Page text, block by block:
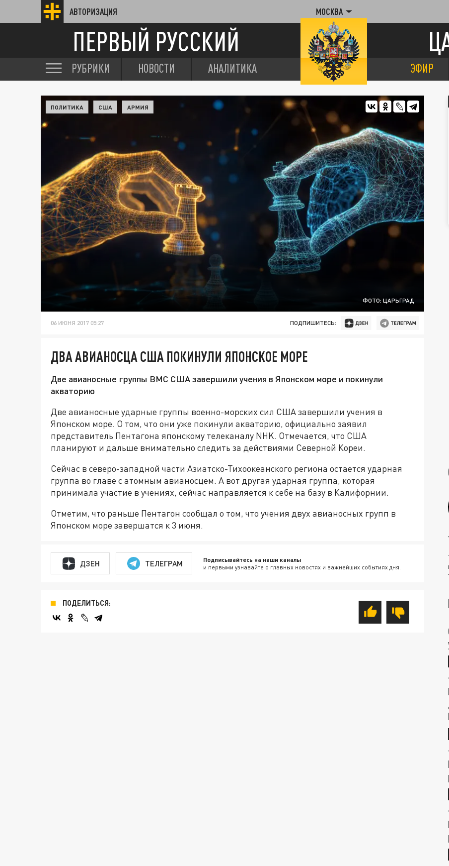
АВТОРИЗАЦИЯ МОСКВА
ПЕРВЫЙ РУССКИЙ
РУБРИКИ НОВОСТИ АНАЛИТИКА ЭФИР
ФОТО: ЦАРЬГРАД
ПОЛИТИКА США АРМИЯ
06 ИЮНЯ 2017 05:27 ПОДПИШИТЕСЬ:
ДВА АВИАНОСЦА США ПОКИНУЛИ ЯПОНСКОЕ МОРЕ
Две авианосные группы ВМС США завершили учения в Японском море и покинули
акваторию
Две авианосные ударные группы военно-морских сил США завершили учения в
Японском море. О том, что они уже покинули акваторию, официально заявил
представитель Пентагона японскому телеканалу NHK. Отмечается, что США
планируют и дальше внимательно следить за действиями Северной Кореи.
Сейчас в северо-западной части Азиатско-Тихоокеанского региона остается ударная
группа во главе с атомным авианосцем. А вот другая ударная группа, которая
принимала участие в учениях, сейчас направляется к себе на базу в Калифорнии.
Отметим, что раньше Пентагон сообщал о том, что учения двух авианосных групп в
Японском море завершатся к 3 июня.
ДЗЕН ТЕЛЕГРАМ Подписывайтесь на наши каналы
и первыми узнавайте о главных новостях и важнейших событиях дня.
ПОДЕЛИТЬСЯ: